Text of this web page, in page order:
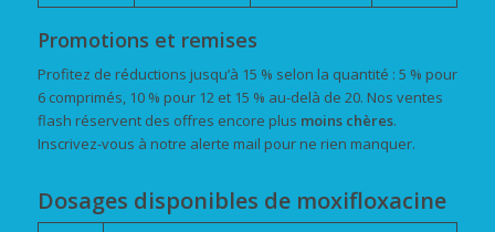
Promotions et remises
Profitez de réductions jusqu’à 15 % selon la quantité : 5 % pour
6 comprimés, 10 % pour 12 et 15 % au-delà de 20. Nos ventes
flash réservent des offres encore plus moins chères.
Inscrivez-vous à notre alerte mail pour ne rien manquer.
Dosages disponibles de moxifloxacine